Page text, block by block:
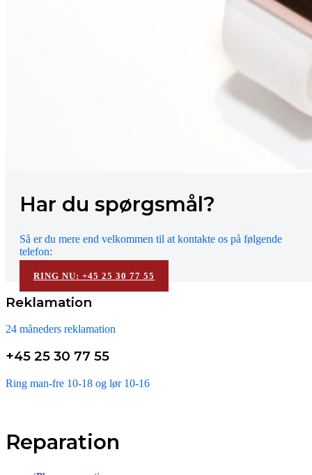
Har du spørgsmål?
Så er du mere end velkommen til at kontakte os på følgende
telefon:
RING NU: +45 25 30 77 55
Reklamation
24 måneders reklamation
+45 25 30 77 55
Ring man-fre 10-18 og lør 10-16
Reparation